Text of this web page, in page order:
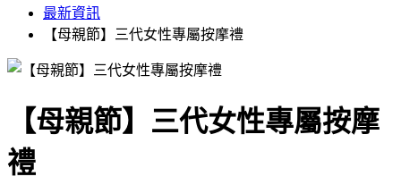
最新資訊
【母親節】三代女性專屬按摩禮
【母親節】三代女性專屬按摩
禮